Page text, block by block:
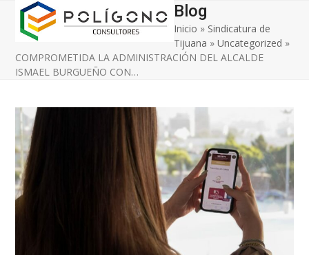
Skip
content
Open
mobile
menu
Close
mobile
menu
Blog
Inicio » Sindicatura de
Tijuana »Uncategorized »
COMPROMETIDA LA ADMINISTRACIÓN DEL ALCALDE
ISMAEL BURGUEÑO CON…